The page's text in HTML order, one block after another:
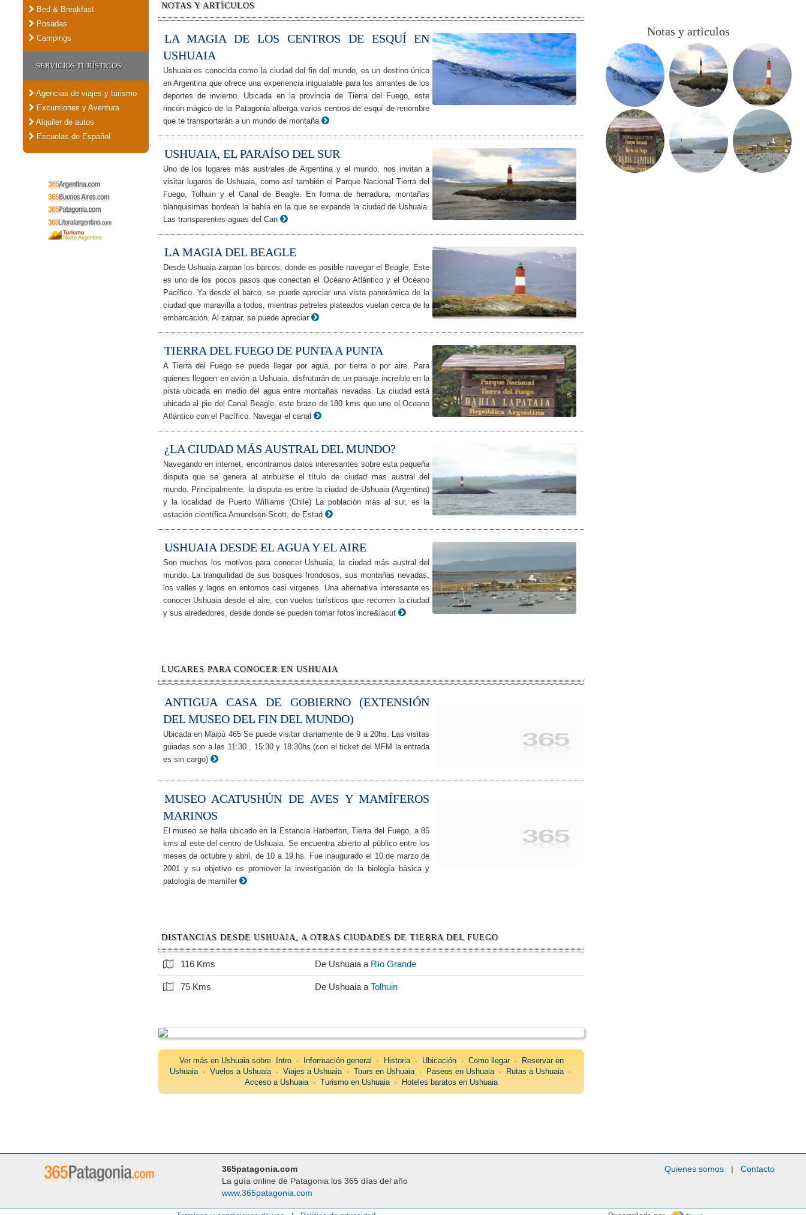
Bed & Breakfast
Posadas
Campings
SERVICIOS TURÍSTICOS
Agencias de viajes y turismo
Excursiones y Aventura
Alquiler de autos
Escuelas de Español
NOTAS Y ARTÍCULOS
LA MAGIA DE LOS CENTROS DE ESQUÍ EN
USHUAIA
Ushuaia es conocida como la ciudad del fin del mundo, es un destino único
en Argentina que ofrece una experiencia inigualable para los amantes de los
deportes de invierno. Ubicada en la provincia de Tierra del Fuego, este
rincón mágico de la Patagonia alberga varios centros de esquí de renombre
que te transportarán a un mundo de montaña
USHUAIA, EL PARAÍSO DEL SUR
Uno de los lugares más australes de Argentina y el mundo, nos invitan a
visitar lugares de Ushuaia, como así también el Parque Nacional Tierra del
Fuego, Tolhuin y el Canal de Beagle. En forma de herradura, montañas
blanquisimas bordean la bahía en la que se expande la ciudad de Ushuaia.
Las transparentes aguas del Can
LA MAGIA DEL BEAGLE
Desde Ushuaia zarpan los barcos, donde es posible navegar el Beagle. Este
es uno de los pocos pasos que conectan el Océano Atlántico y el Océano
Pacífico. Ya desde el barco, se puede apreciar una vista panorámica de la
ciudad que maravilla a todos, mientras petreles plateados vuelan cerca de la
embarcación. Al zarpar, se puede apreciar
TIERRA DEL FUEGO DE PUNTA A PUNTA
A Tierra del Fuego se puede llegar por agua, por tierra o por aire. Para
quienes lleguen en avión a Ushuaia, disfrutarán de un paisaje increible en la
pista ubicada en medio del agua entre montañas nevadas. La ciudad está
ubicada al pie del Canal Beagle, este brazo de 180 kms que une el Oceano
Atlántico con el Pacífico. Navegar el canal
¿LA CIUDAD MÁS AUSTRAL DEL MUNDO?
Navegando en internet, encontramos datos interesantes sobre esta pequeña
disputa que se genera al atribuirse el título de ciudad mas austral del
mundo. Principalmente, la disputa es entre la ciudad de Ushuaia (Argentina)
y la localidad de Puerto Williams (Chile) La población más al sur, es la
estación científica Amundsen-Scott, de Estad
USHUAIA DESDE EL AGUA Y EL AIRE
Son muchos los motivos para conocer Ushuaia, la ciudad más austral del
mundo. La tranquilidad de sus bosques frondosos, sus montañas nevadas,
los valles y lagos en entornos casi virgenes. Una alternativa interesante es
conocer Ushuaia desde el aire, con vuelos turísticos que recorren la ciudad
y sus alrededores, desde donde se pueden tomar fotos incre&iacut
LUGARES PARA CONOCER EN USHUAIA
ANTIGUA CASA DE GOBIERNO (EXTENSIÓN
DEL MUSEO DEL FIN DEL MUNDO)
Ubicada en Maipú 465 Se puede visitar diariamente de 9 a 20hs. Las visitas
guiadas son a las 11:30 , 15:30 y 18:30hs (con el ticket del MFM la entrada
es sin cargo)
MUSEO ACATUSHÚN DE AVES Y MAMÍFEROS
MARINOS
El museo se halla ubicado en la Estancia Harberton, Tierra del Fuego, a 85
kms al este del centro de Ushuaia. Se encuentra abierto al público entre los
meses de octubre y abril, de 10 a 19 hs. Fue inaugurado el 10 de marzo de
2001 y su objetivo es promover la investigación de la biología básica y
patología de mamífer
DISTANCIAS DESDE USHUAIA, A OTRAS CIUDADES DE TIERRA DEL FUEGO
116 Kms De Ushuaia a Río Grande
75 Kms De Ushuaia a Tolhuin
Ver más en Ushuaiasobre Intro∙ Información general ∙ Historia∙ Ubicación∙ Como llegar∙
Reservar en
Ushuaia∙ Vuelos a Ushuaia∙ Viajes a Ushuaia∙ Tours en Ushuaia∙ Paseos en Ushuaia∙ Rutas a Ushuaia∙
Acceso a Ushuaia ∙Turismo en Ushuaia ∙ Hoteles baratos en Ushuaia
Notas y articulos
365patagonia.com
La guía online de Patagonia los 365 días del año
www.365patagonia.com
Quienes somos| Contacto